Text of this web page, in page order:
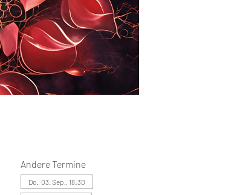
Andere Termine
Do., 03. Sep., 18:30